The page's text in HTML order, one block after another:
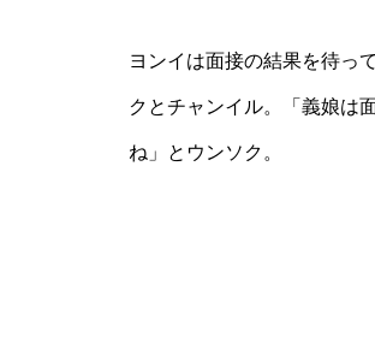
ヨンイは面接の結果を待っ
クとチャンイル。「義娘は
ね」とウンソク。